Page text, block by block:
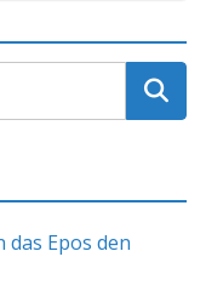
das Epos den